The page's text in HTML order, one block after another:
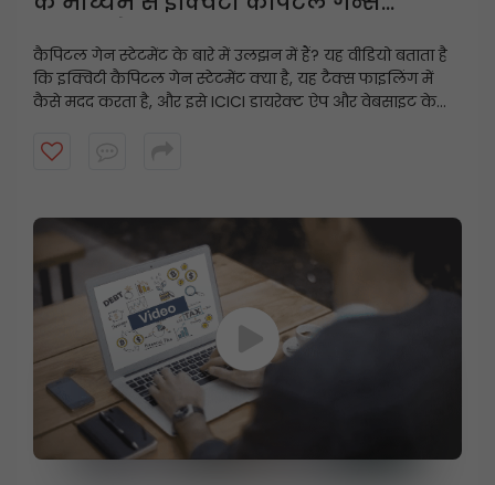
कैपिटल गेन स्टेटमेंट के बारे में उलझन में हैं? यह वीडियो बताता है
कि इक्विटी कैपिटल गेन स्टेटमेंट क्या है, यह टैक्स फाइलिंग में
कैसे मदद करता है, और इसे ICICI डायरेक्ट ऐप और वेबसाइट के
गाइड के साथ टैक्स के लिए तैयार रहें और अपने निवेश पर नज़र